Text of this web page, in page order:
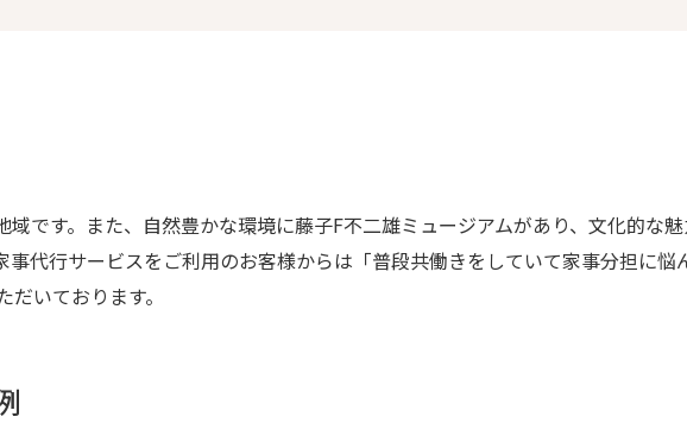
です。また、自然豊かな環境に藤子F不二雄ミュージアムがあり、文化的な
代行サービスをご利用のお客様からは「普段共働きをしていて家事分担に悩
いております。